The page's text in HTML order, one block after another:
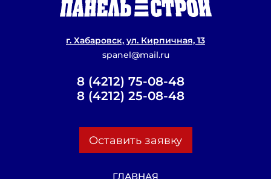
г. Хабаровск, ул. Кирпичная, 13
spanel@mail.ru
8 (4212) 75-08-48
8 (4212) 25-08-48
Оставить заявку
ГЛАВНАЯ